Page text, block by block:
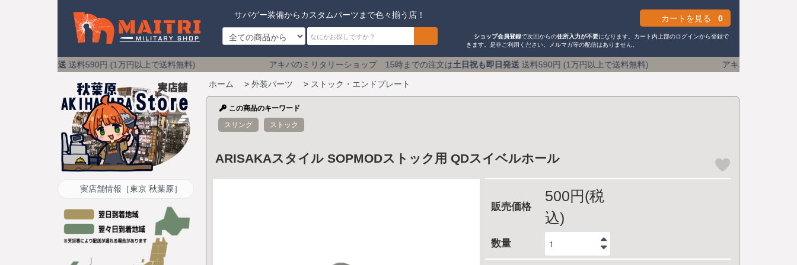
サバゲー装備からカスタムパーツまで色々揃う店！ カートを見る 0
ショップ会員登録で次回からの住所入力が不要になります。カート内上部のログインから登録で
きます。是非ご利用ください。メルマガ等の配信はありません。
送料590円 (1万円以上で送料無料) アキバのミリタリーショップ 15時までの注文は土日祝も即日発送送料590円 (1万円以上で送料無料) アキバのミリタリーショップ 15時
ホーム > 外装パーツ > ストック・エンドプレート
この商品のキーワード
スリング
ストック
ARISAKAスタイル SOPMODストック用 QDスイベルホール
販売価格
500円(税
込)
数量
実店舗情報［東京 秋葉原］